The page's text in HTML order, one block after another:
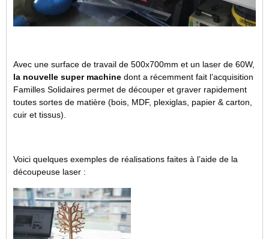
Avec une surface de travail de 500x700mm et un laser de 60W,
la nouvelle super machine dont a récemment fait l’acquisition
Familles Solidaires permet de découper et graver rapidement
toutes sortes de matière (bois, MDF, plexiglas, papier & carton,
cuir et tissus).
Voici quelques exemples de réalisations faites à l’aide de la
découpeuse laser :